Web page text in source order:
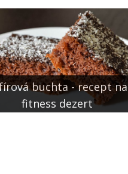
buchta - recept na
fitness dezert